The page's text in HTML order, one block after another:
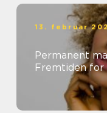
13. februar
Permanent
Fremtiden for